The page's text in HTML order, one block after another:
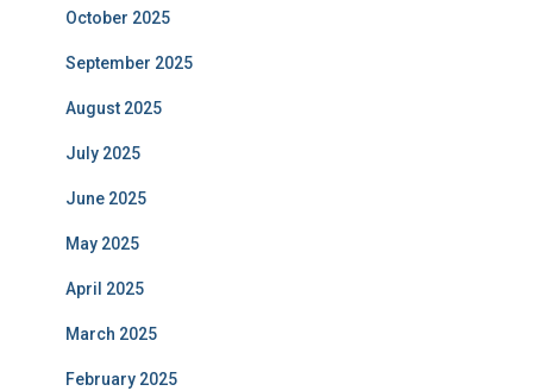
October 2025
September 2025
August 2025
July 2025
June 2025
May 2025
April 2025
March 2025
February 2025